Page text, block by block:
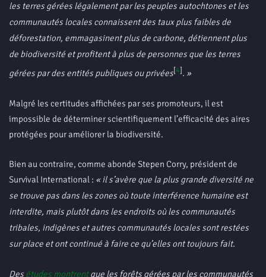
les terres gérées légalement par les peuples autochtones et les
communautés locales connaissent des taux plus faibles de
déforestation, emmagasinent plus de carbone, détiennent plus
de biodiversité et profitent à plus de personnes que les terres
gérées par des entités publiques ou privées[4]. »
Malgré les certitudes affichées par ses promoteurs, il est
impossible de déterminer scientifiquement l’efficacité des aires
protégées pour améliorer la biodiversité.
Bien au contraire, comme abonde Stepen Corry, président de
Survival International : « il s’avère que la plus grande diversité ne
se trouve pas dans les zones où toute interférence humaine est
interdite, mais plutôt dans les endroits où les communautés
tribales, indigènes et autres communautés locales sont restées
sur place et ont continué à faire ce qu’elles ont toujours fait.
Desétudes montrentque les forêts gérées par les communautés